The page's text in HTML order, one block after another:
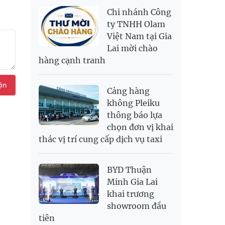
NOK
RUB
300.88
333.06
SAR
6,949.25
7,248.34
2,700.94
2,815.47
SGD
USD
26,020 26,050 26,430
PNJ 138,500,000142,000,000
Chi nhánh Công
ty TNHH Olam
Việt Nam tại Gia
Lai mời chào
hàng cạnh tranh
Cảng hàng
không Pleiku
thông báo lựa
chọn đơn vị khai
thác vị trí cung cấp dịch vụ taxi
BYD Thuận
Minh Gia Lai
khai trương
showroom đầu
tiên